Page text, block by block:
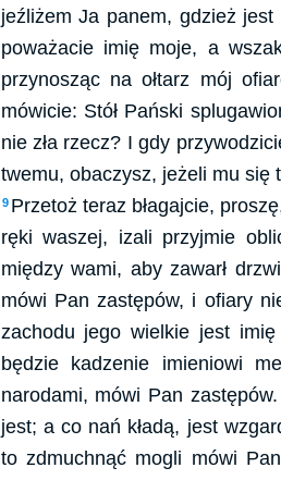
jeźliżem Ja panem, gdzież
poważacie imię moje, a
przynosząc na ołtarz mój
mówicie: Stół Pański
nie zła rzecz? I gdy
twemu, obaczysz, jeżeli mu się
9 Przetoż teraz błagajcie,
ręki waszej, izali przyjmie
między wami, aby zawarł
mówi Pan zastępów, i ofiary
zachodu jego wielkie jest
będzie kadzenie imieniowi
narodami, mówi Pan zastępów.
jest; a co nań kładą, jest
to zdmuchnąć mogli mówi